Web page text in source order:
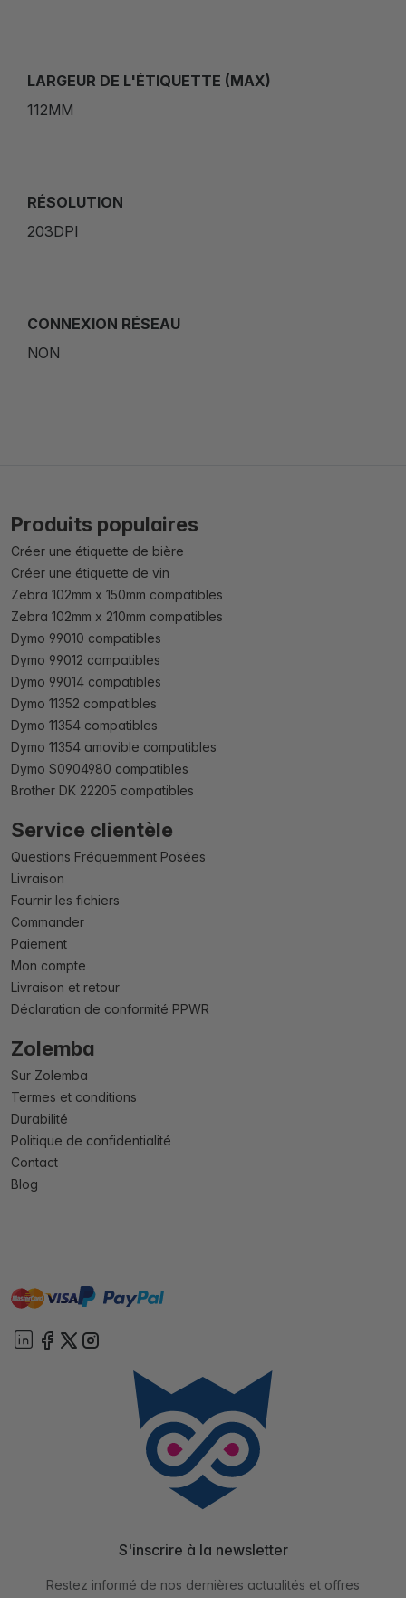
LARGEUR DE L'ÉTIQUETTE (MAX)
112MM
RÉSOLUTION
203DPI
CONNEXION RÉSEAU
NON
Produits populaires
Créer une étiquette de bière
Créer une étiquette de vin
Zebra 102mm x 150mm compatibles
Zebra 102mm x 210mm compatibles
Dymo 99010 compatibles
Dymo 99012 compatibles
Dymo 99014 compatibles
Dymo 11352 compatibles
Dymo 11354 compatibles
Dymo 11354 amovible compatibles
Dymo S0904980 compatibles
Brother DK 22205 compatibles
Service clientèle
Questions Fréquemment Posées
Livraison
Fournir les fichiers
Commander
Paiement
Mon compte
Livraison et retour
Déclaration de conformité PPWR
Zolemba
Sur Zolemba
Termes et conditions
Durabilité
Politique de confidentialité
Contact
Blog
mastervisa paypal
S'inscrire à la newsletter
Restez informé de nos dernières actualités et offres